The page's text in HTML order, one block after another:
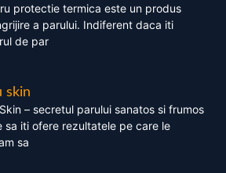
protectie termica este un produs
a parului. Indiferent daca iti
de par
skin
– secretul parului sanatos si frumos
sa iti ofere rezultatele pe care le
sa